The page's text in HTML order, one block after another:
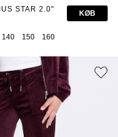
140 150 160
STAR 2.0" KØB